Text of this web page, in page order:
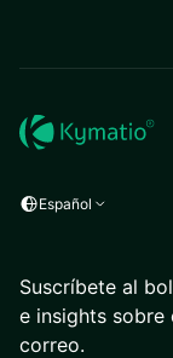
Español
Suscríbete al
e insights sobre
correo.